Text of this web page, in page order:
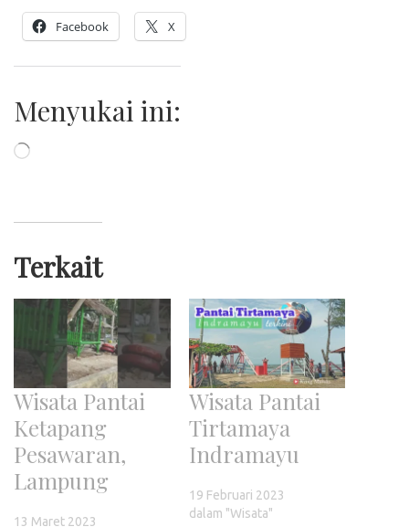
Facebook X
Menyukai ini:
Memuat...
Terkait
Wisata Pantai
Ketapang
Pesawaran,
Lampung
13 Maret 2023
Wisata Pantai
Tirtamaya
Indramayu
19 Februari 2023
dalam "Wisata"